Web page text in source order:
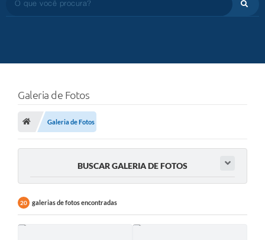
O que você procura?
Galeria de Fotos
Galeria de Fotos
BUSCAR GALERIA DE FOTOS
20 galerias de fotos encontradas